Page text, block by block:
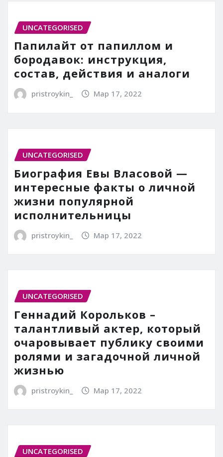
UNCATEGORISED
Папилайт от папиллом и
бородавок: инструкция,
состав, действия и аналоги
pristroykin_ Мар 17, 2022
UNCATEGORISED
Биография Евы Власовой —
интересные факты о личной
жизни популярной
исполнительницы
pristroykin_ Мар 17, 2022
UNCATEGORISED
Геннадий Корольков –
талантливый актер, который
очаровывает публику своими
ролями и загадочной личной
жизнью
pristroykin_ Мар 17, 2022
UNCATEGORISED